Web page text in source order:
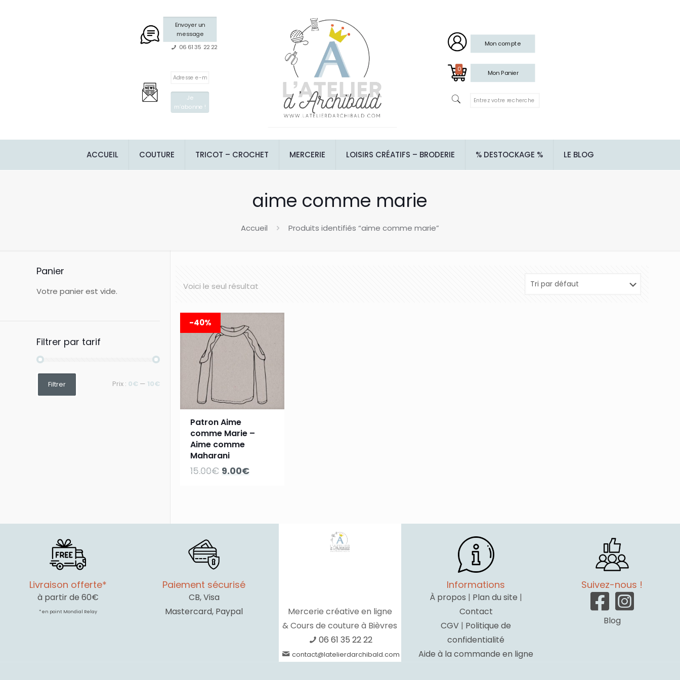
Envoyer un
message
06 61 35 22 22
Mon compte
0 Mon Panier
ACCUEIL COUTURE TRICOT – CROCHET MERCERIE LOISIRS CRÉATIFS – BRODERIE % DESTOCKAGE % LE BLOG
aime comme marie
Accueil Produits identifiés “aime comme marie”
Voici le seul résultat
-40%
Patron Aime
comme Marie –
Aime comme
Maharani
15.00€ Le
15.00€.
9.00€Le
9.00€.
Panier
Votre panier est vide.
Filtrer par tarif
Filtrer Prix : 0€ — 10€
Livraison offerte*
à partir de 60€
* en point Mondial Relay
Paiement sécurisé
CB, Visa
Mastercard, Paypal
Mercerie créative en ligne
& Cours de couture à Bièvres
06 61 35 22 22
contact@latelierdarchibald.com
Informations
À propos | Plan du site |
Contact
CGV | Politique de
confidentialité
Aide à la commande en ligne
Suivez-nous !
Blog